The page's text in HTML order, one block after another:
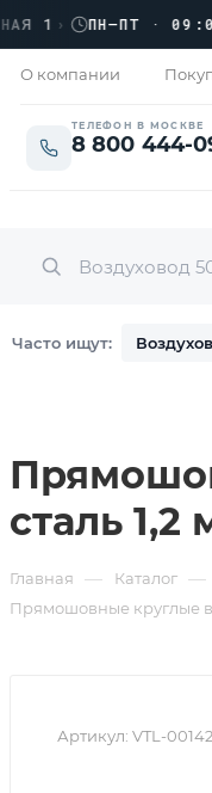
› ПН–ПТ · 09:00 →
О компании
ТЕЛЕФОН В МОСКВЕ
8 800 444-
Часто ищут:
сталь
Главная — Каталог —
Прямошовные круглые
Артикул: VTL-